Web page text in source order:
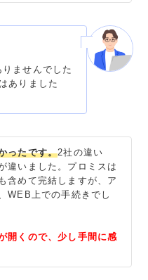
ませんでした
ありました
ったです。2社の違い
違いました。プロミスは
含めて完結しますが、ア
WEB上での手続きでし
開くので、少し手間に感